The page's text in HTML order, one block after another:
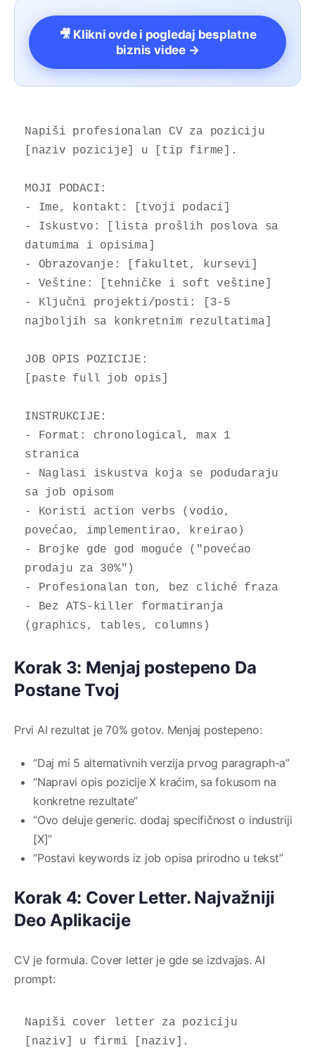
🎥 Klikni ovde i pogledaj besplatne
biznis videe →
Napiši profesionalan CV za poziciju
[naziv pozicije] u [tip firme].
MOJI PODACI:
- Ime, kontakt: [tvoji podaci]
- Iskustvo: [lista prošlih poslova sa
datumima i opisima]
- Obrazovanje: [fakultet, kursevi]
- Veštine: [tehničke i soft veštine]
- Ključni projekti/posti: [3-5
najboljih sa konkretnim rezultatima]
JOB OPIS POZICIJE:
[paste full job opis]
INSTRUKCIJE:
- Format: chronological, max 1
stranica
- Naglasi iskustva koja se podudaraju
sa job opisom
- Koristi action verbs (vodio,
povećao, implementirao, kreirao)
- Brojke gde god moguće ("povećao
prodaju za 30%")
- Profesionalan ton, bez cliché fraza
- Bez ATS-killer formatiranja
(graphics, tables, columns)
Korak 3: Menjaj postepeno Da
Postane Tvoj
Prvi AI rezultat je 70% gotov. Menjaj postepeno:
“Daj mi 5 alternativnih verzija prvog paragraph-a”
“Napravi opis pozicije X kraćim, sa fokusom na
konkretne rezultate”
“Ovo deluje generic. dodaj specifičnost o industriji
[X]”
“Postavi keywords iz job opisa prirodno u tekst”
Korak 4: Cover Letter. Najvažniji
Deo Aplikacije
CV je formula. Cover letter je gde se izdvajas. AI
prompt:
Napiši cover letter za poziciju
[naziv] u firmi [naziv].